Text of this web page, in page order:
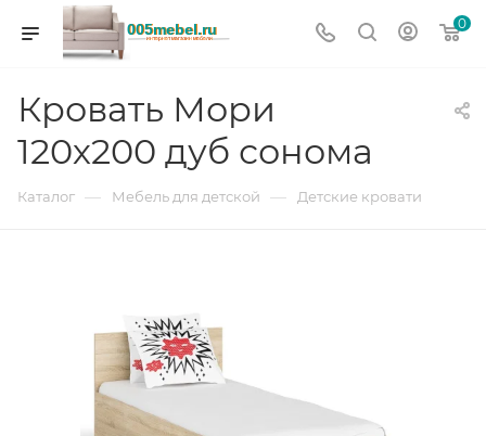
0
Кровать Мори
120х200 дуб сонома
Каталог — Мебель для детской — Детские кровати